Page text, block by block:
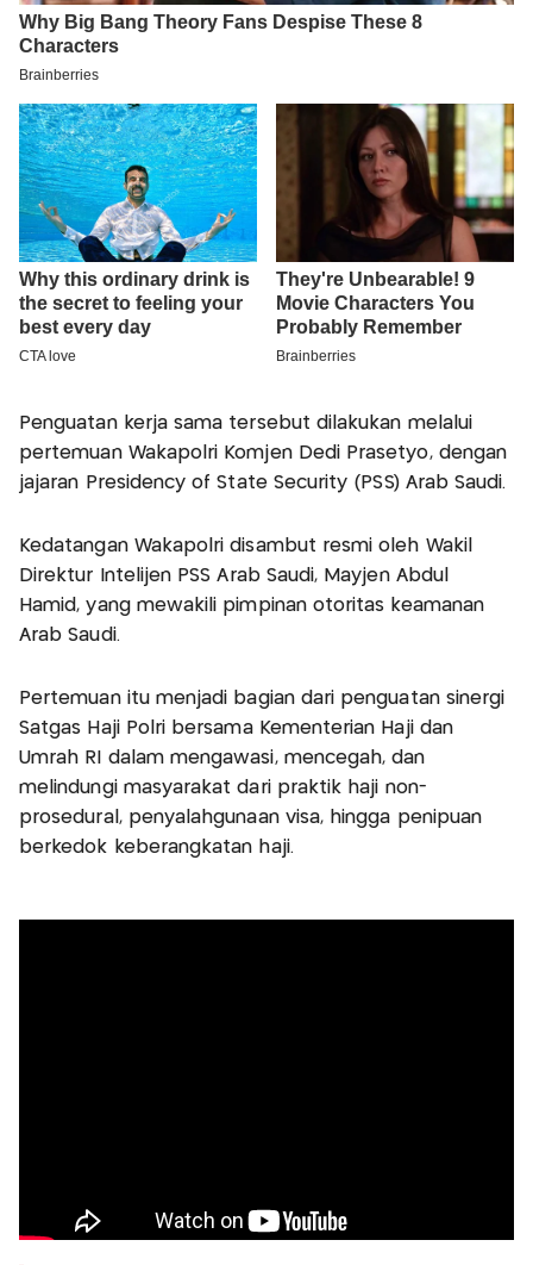
Penguatan kerja sama tersebut dilakukan melalui
pertemuan Wakapolri Komjen Dedi Prasetyo, dengan
jajaran Presidency of State Security (PSS) Arab Saudi.
Kedatangan Wakapolri disambut resmi oleh Wakil
Direktur Intelijen PSS Arab Saudi, Mayjen Abdul
Hamid, yang mewakili pimpinan otoritas keamanan
Arab Saudi.
Pertemuan itu menjadi bagian dari penguatan sinergi
Satgas Haji Polri bersama Kementerian Haji dan
Umrah RI dalam mengawasi, mencegah, dan
melindungi masyarakat dari praktik haji non-
prosedural, penyalahgunaan visa, hingga penipuan
berkedok keberangkatan haji.